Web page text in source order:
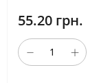
55.20 грн.